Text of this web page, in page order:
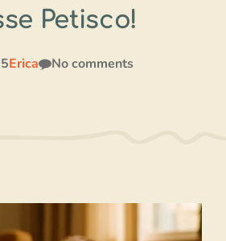
Petisco!
Erica No comments